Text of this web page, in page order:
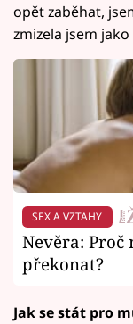
opět zaběhat,
zmizela jsem
SEX A VZTAHY
Nevěra:
překonat?
Jak se stát pro